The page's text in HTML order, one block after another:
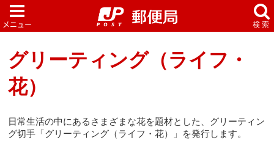
グリーティング（ライフ・
花）
日常生活の中にあるさまざまな花を題材とした、グリーティン
グ切手「グリーティング（ライフ・花）」を発行します。